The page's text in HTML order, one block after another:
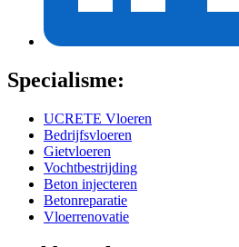
Specialisme:
UCRETE Vloeren
Bedrijfsvloeren
Gietvloeren
Vochtbestrijding
Beton injecteren
Betonreparatie
Vloerrenovatie